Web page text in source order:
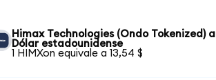
Himax Technologies (Ondo Tokenized) a
Dólar estadounidense
1 HIMXon equivale a 13,54 $